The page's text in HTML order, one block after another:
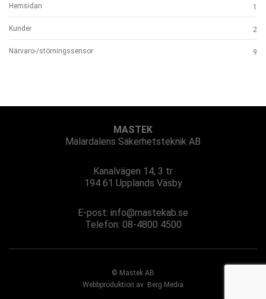
Hemsidan 1
Kunder 2
Närvaro-/störningssensor 9
MASTEK
Mälardalens Säkerhetsteknik AB
Kanalvägen 14, 3 tr
194 61 Upplands Väsby
E-post: info@mastekab.se
Telefon: 08-4800 4500
© Mastek AB
Webbproduktion av Berg Media